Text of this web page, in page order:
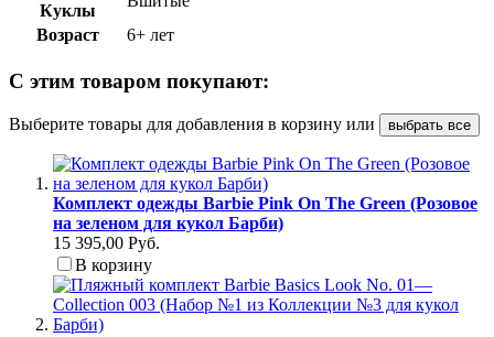
Куклы
Возраст
6+ лет
С этим товаром покупают:
Выберите товары для добавления в корзину или выбрать все
Комплект одежды Barbie Pink On The Green (Розовое
на зеленом для кукол Барби)
15 395,00 Руб.
В корзину